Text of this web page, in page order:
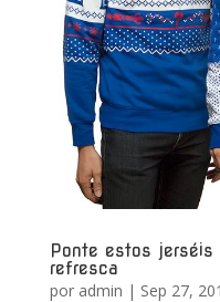
Ponte estos
refresca
por admin | Sep 27,